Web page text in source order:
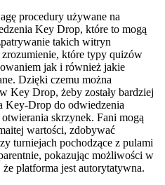
procedury używane na
Key Drop, które to mogą
takich witryn
które typy quizów
jak i również jakie
Dzięki czemu można
Key Drop, żeby zostały bardziej
Key-Drop do odwiedzenia
skrzynek. Fani mogą
wartości, zdobywać
turniejach pochodzące z pulami
pokazując możliwości w
platforma jest autorytatywna.